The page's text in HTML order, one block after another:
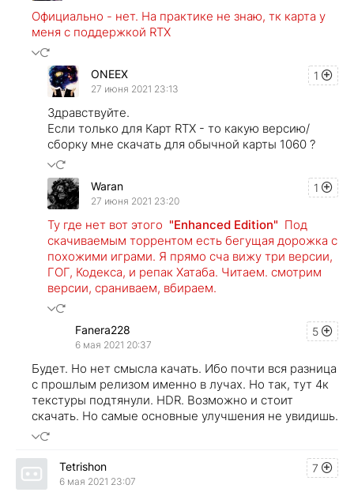
Официально - нет. На практике не знаю, тк карта у
меня с поддержкой RTX
1
ONEEX
27 июня 2021 23:13
Здравствуйте.
Если только для Карт RTX - то какую версию/
сборку мне скачать для обычной карты 1060 ?
1
Waran
27 июня 2021 23:20
Ту где нет вот этого "Enhanced Edition" Под
скачиваемым торрентом есть бегущая дорожка с
похожими играми. Я прямо сча вижу три версии,
ГОГ, Кодекса, и репак Хатаба. Читаем. смотрим
версии, сраниваем, вбираем.
5
Fanera228
6 мая 2021 20:37
Будет. Но нет смысла качать. Ибо почти вся разница
с прошлым релизом именно в лучах. Но так, тут 4к
текстуры подтянули. HDR. Возможно и стоит
скачать. Но самые основные улучшения не увидишь.
7
Tetrishon
6 мая 2021 23:07